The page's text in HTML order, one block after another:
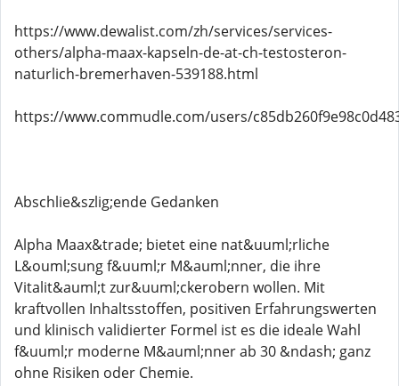
https://www.dewalist.com/zh/services/services-
others/alpha-maax-kapseln-de-at-ch-testosteron-
naturlich-bremerhaven-539188.html
https://www.commudle.com/users/
Abschlie&szlig;ende Gedanken
Alpha Maax&trade; bietet eine nat&uuml;rliche
L&ouml;sung f&uuml;r M&auml;nner, die ihre
Vitalit&auml;t zur&uuml;ckerobern wollen. Mit
kraftvollen Inhaltsstoffen, positiven Erfahrungswerten
und klinisch validierter Formel ist es die ideale Wahl
f&uuml;r moderne M&auml;nner ab 30 &ndash; ganz
ohne Risiken oder Chemie.